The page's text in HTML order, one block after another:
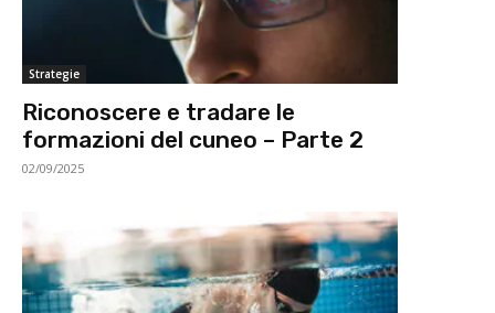
Strategie
Riconoscere e tradare le
formazioni del cuneo – Parte 2
02/09/2025